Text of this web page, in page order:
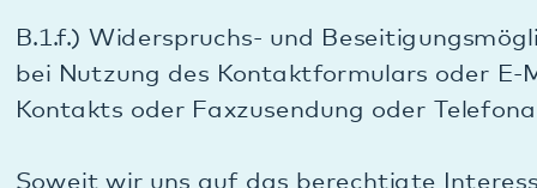
erheben wir aus technischen Gründen folgende
Daten:
• Datum und Uhrzeit des Zugriffs,
• URL (Adresse) der verweisenden Website
• abgerufene Datei(en) und Meldung über den